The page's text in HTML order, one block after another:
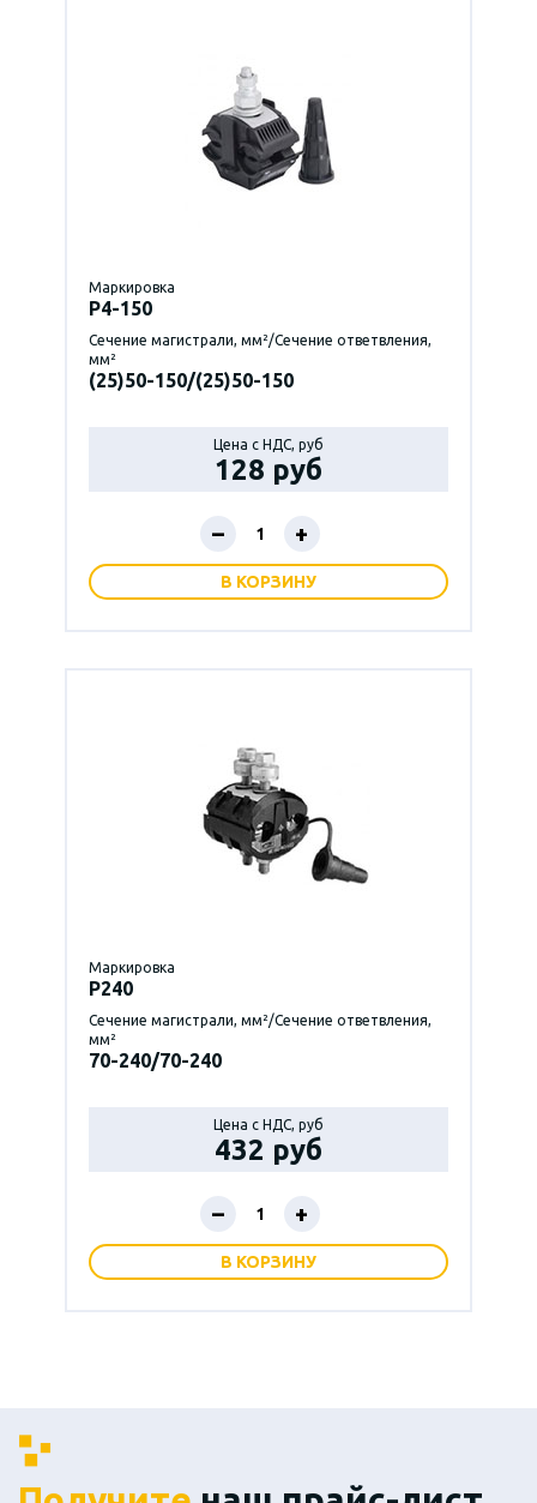
Маркировка
P4-150
Сечение магистрали, мм²/Сечение ответвления,
мм²
(25)50-150/(25)50-150
Цена с НДС, руб
128 руб
– +
В КОРЗИНУ
Маркировка
P240
Сечение магистрали, мм²/Сечение ответвления,
мм²
70-240/70-240
Цена с НДС, руб
432 руб
– +
В КОРЗИНУ